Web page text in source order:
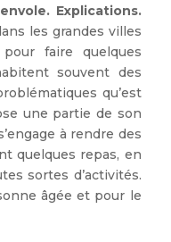
Explications.
les grandes villes
faire quelques
souvent des
qu’est
une partie de son
à rendre des
quelques repas, en
sortes d’activités.
âgée et pour le